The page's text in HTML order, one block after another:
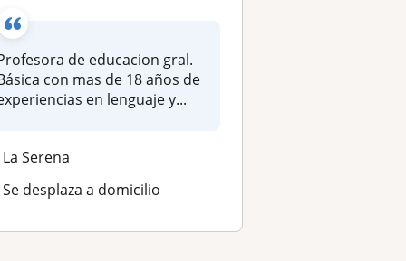
de educacion gral.
con mas de 18 años de
en lenguaje y...
La Serena
Se desplaza a domicilio